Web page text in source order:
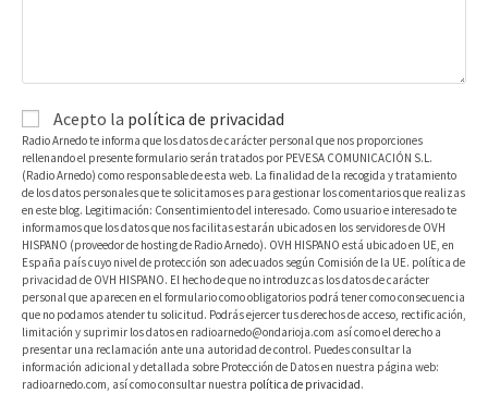
Acepto la política de privacidad
Radio Arnedo te informa que los datos de carácter personal que nos proporciones
rellenando el presente formulario serán tratados por PEVESA COMUNICACIÓN S.L.
(Radio Arnedo) como responsable de esta web. La finalidad de la recogida y tratamiento
de los datos personales que te solicitamos es para gestionar los comentarios que realizas
en este blog. Legitimación: Consentimiento del interesado. Como usuario e interesado te
informamos que los datos que nos facilitas estarán ubicados en los servidores de OVH
HISPANO (proveedor de hosting de Radio Arnedo). OVH HISPANO está ubicado en UE, en
España país cuyo nivel de protección son adecuados según Comisión de la UE. política de
privacidad de OVH HISPANO. El hecho de que no introduzcas los datos de carácter
personal que aparecen en el formulario como obligatorios podrá tener como consecuencia
que no podamos atender tu solicitud. Podrás ejercer tus derechos de acceso, rectificación,
limitación y suprimir los datos en radioarnedo@ondarioja.com así como el derecho a
presentar una reclamación ante una autoridad de control. Puedes consultar la
información adicional y detallada sobre Protección de Datos en nuestra página web:
radioarnedo.com, así como consultar nuestra política de privacidad.